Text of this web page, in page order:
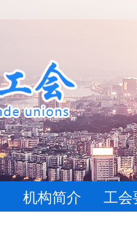
机构简介 工会